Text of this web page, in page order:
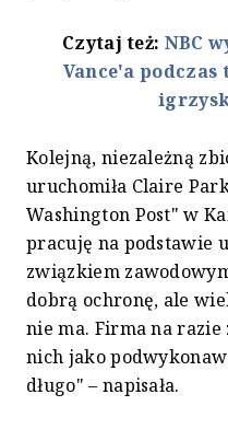
Czytaj też: NBC
Vance'a
Kolejną, niezależną
uruchomiła Claire
Washington Post" w
pracuję na podstawie
związkiem
dobrą ochronę, ale
nie ma. Firma na
nich jako
długo" – napisała.